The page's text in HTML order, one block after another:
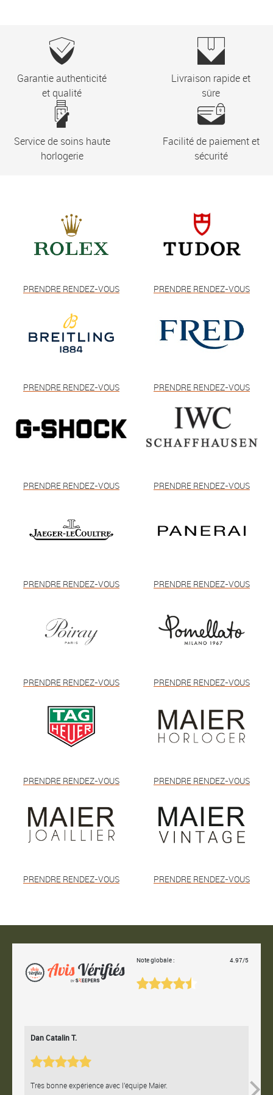
Garantie authenticité
et qualité
Livraison rapide et
sûre
Service de soins haute
horlogerie
Facilité de paiement et
sécurité
PRENDRE RENDEZ-VOUS PRENDRE RENDEZ-VOUS
PRENDRE RENDEZ-VOUS PRENDRE RENDEZ-VOUS
PRENDRE RENDEZ-VOUS PRENDRE RENDEZ-VOUS
PRENDRE RENDEZ-VOUS PRENDRE RENDEZ-VOUS
PRENDRE RENDEZ-VOUS PRENDRE RENDEZ-VOUS
PRENDRE RENDEZ-VOUS PRENDRE RENDEZ-VOUS
PRENDRE RENDEZ-VOUS PRENDRE RENDEZ-VOUS
Note globale : 4.97/5
Dan Catalin T.
Très bonne expérience avec l'équipe Maier.